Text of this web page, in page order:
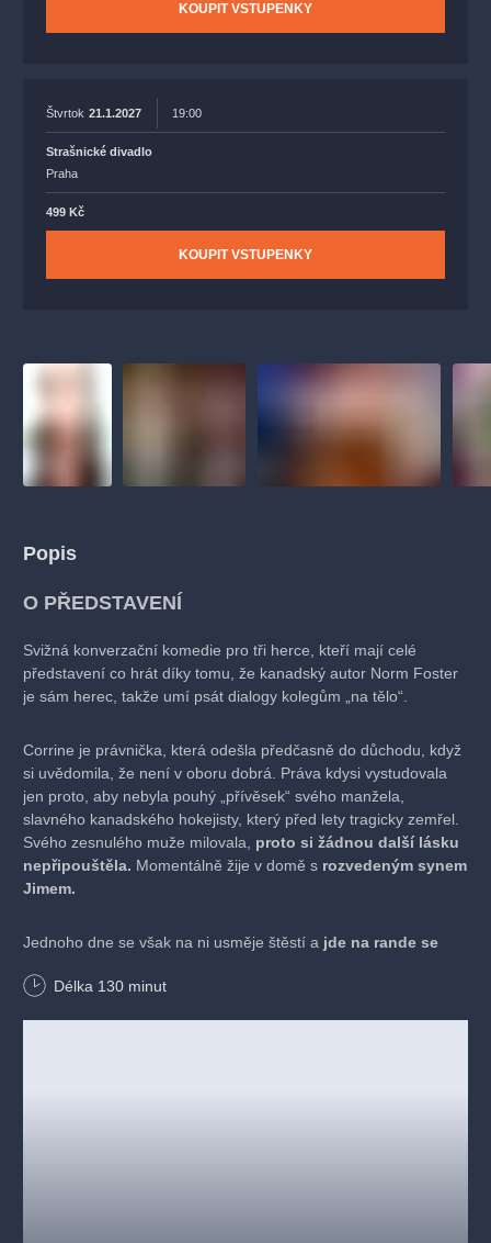
KOUPIT VSTUPENKY
Štvrtok 21.1.2027 19:00
Strašnické divadlo
Praha
499 Kč
KOUPIT VSTUPENKY
Popis
O PŘEDSTAVENÍ
Svižná konverzační komedie pro tři herce, kteří mají celé
představení co hrát díky tomu, že kanadský autor Norm Foster
je sám herec, takže umí psát dialogy kolegům „na tělo“.
Corrine je právnička, která odešla předčasně do důchodu, když
si uvědomila, že není v oboru dobrá. Práva kdysi vystudovala
jen proto, aby nebyla pouhý „přívěsek“ svého manžela,
slavného kanadského hokejisty, který před lety tragicky zemřel.
Svého zesnulého muže milovala, proto si žádnou další lásku
nepřipouštěla. Momentálně žije v domě s rozvedeným synem
Jimem.
Jednoho dne se však na ni usměje štěstí a jde na rande se
hrozně dlouhé době, takže neví, jak se chovat, co říct, prostě
Délka 130 minut